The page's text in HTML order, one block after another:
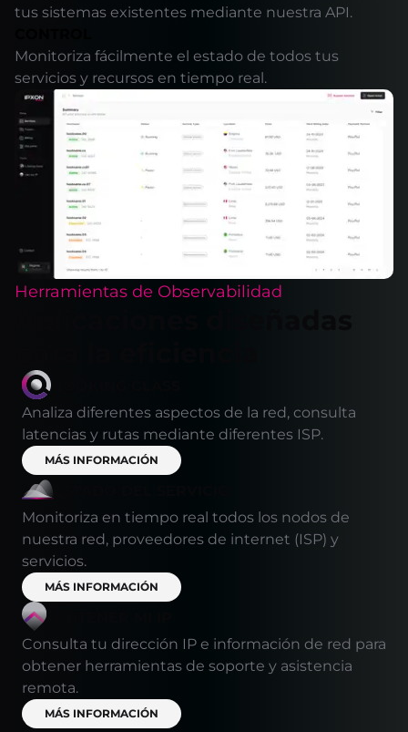
tus sistemas existentes mediante nuestra API.
Monitoriza fácilmente el estado de todos tus
servicios y recursos en tiempo real.
Herramientas de Observabilidad
Analiza diferentes aspectos de la red, consulta
latencias y rutas mediante diferentes ISP.
MÁS INFORMACIÓN
Monitoriza en tiempo real todos los nodos de
nuestra red, proveedores de internet (ISP) y
servicios.
MÁS INFORMACIÓN
Consulta tu dirección IP e información de red para
obtener herramientas de soporte y asistencia
remota.
MÁS INFORMACIÓN